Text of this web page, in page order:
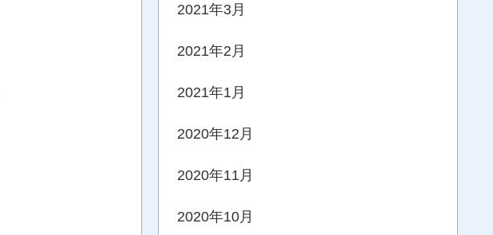
2021年3月
2021年2月
2021年1月
2020年12月
2020年11月
2020年10月